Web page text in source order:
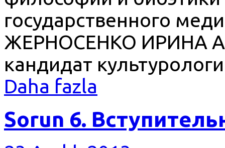
государственного
ЖЕРНОСЕНКО ИРИНА
кандидат
Daha fazla
Sorun 6.